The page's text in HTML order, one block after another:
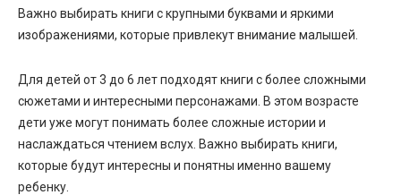
Важно выбирать книги с крупными буквами и яркими
изображениями, которые привлекут внимание малышей.
Для детей от 3 до 6 лет подходят книги с более сложными
сюжетами и интересными персонажами. В этом возрасте
дети уже могут понимать более сложные истории и
наслаждаться чтением вслух. Важно выбирать книги,
которые будут интересны и понятны именно вашему
ребенку.